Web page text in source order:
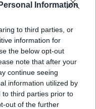
Information
to third parties, or
information for
the below opt-out
note that after your
continue seeing
information utilized by
to third parties prior to
out of the further
„Laimėsime 20